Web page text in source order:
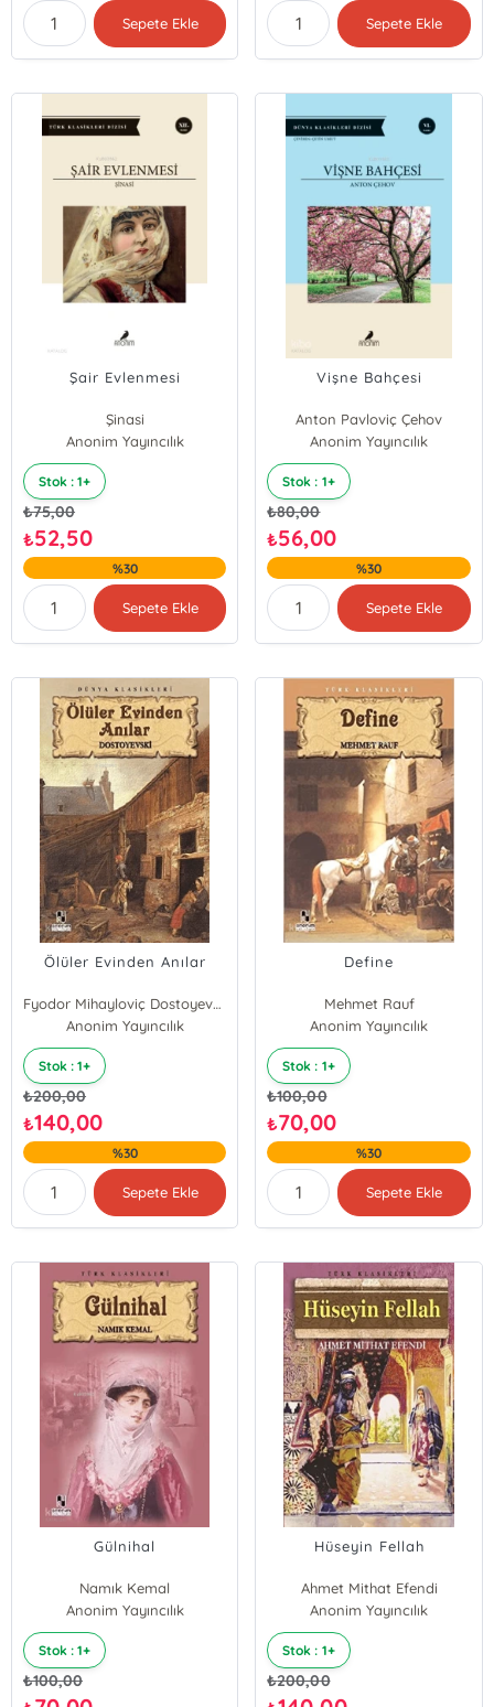
Sepete Ekle Sepete Ekle
Şair Evlenmesi
Şinasi
Anonim Yayıncılık
Stok : 1+
₺75,00
₺52,50
%30
Sepete Ekle
Vişne Bahçesi
Anton Pavloviç Çehov
Anonim Yayıncılık
Stok : 1+
₺80,00
₺56,00
%30
Sepete Ekle
Ölüler Evinden Anılar
Fyodor Mihayloviç Dostoyevski
Anonim Yayıncılık
Stok : 1+
₺200,00
₺140,00
%30
Sepete Ekle
Define
Mehmet Rauf
Anonim Yayıncılık
Stok : 1+
₺100,00
₺70,00
%30
Sepete Ekle
Gülnihal
Namık Kemal
Anonim Yayıncılık
Stok : 1+
₺100,00
Hüseyin Fellah
Ahmet Mithat Efendi
Anonim Yayıncılık
Stok : 1+
₺200,00